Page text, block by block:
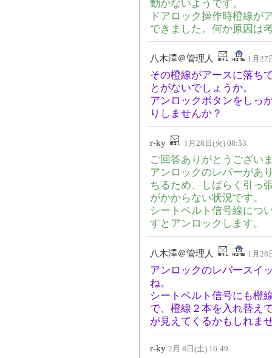
動かないようです。
ドアロック操作時橙線が
できました。何か原因は
八木澤＠管理人 1月27
その橙線がアースに落ち
とがないでしょうか。
アンロックボタンをしっ
りしませんか？
r-ky 1月28日(火) 08:53
ご回答ありがとうござい
アンロックのレバーがあ
ちるため、しばらく引っ
がかからない状況です。
シートベルト信号線につ
すとアンロックします。
八木澤＠管理人 1月28
アンロックのレバースイ
ね。
シートベルト信号にも橙
で、橙線２本を入れ替え
が見えてくるかもしれま
r-ky 2月 8日(土) 16:49